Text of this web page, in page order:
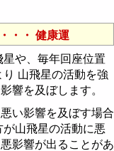
・・ 健康運
動を強
響を及ぼします。
い影響を及ぼす場合
影響が出ることがあ